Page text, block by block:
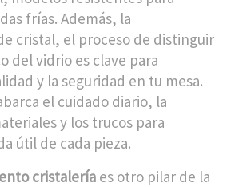
frías. Además, la
cristal, el proceso de distinguir
del vidrio es clave para
y la seguridad en tu mesa.
el cuidado diario, la
y los trucos para
útil de cada pieza.
cristalería es otro pilar de la